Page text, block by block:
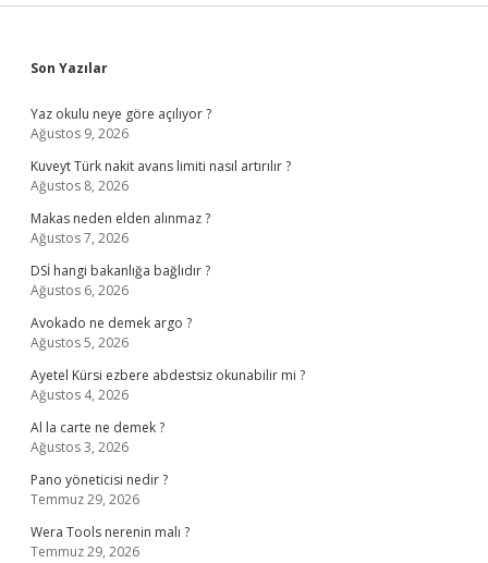
Sidebar
Son Yazılar
Yaz okulu neye göre açılıyor ?
Ağustos 9, 2026
Kuveyt Türk nakit avans limiti nasıl artırılır ?
Ağustos 8, 2026
Makas neden elden alınmaz ?
Ağustos 7, 2026
DSİ hangi bakanlığa bağlıdır ?
Ağustos 6, 2026
Avokado ne demek argo ?
Ağustos 5, 2026
Ayetel Kürsi ezbere abdestsiz okunabilir mi ?
Ağustos 4, 2026
Al la carte ne demek ?
Ağustos 3, 2026
Pano yöneticisi nedir ?
Temmuz 29, 2026
Wera Tools nerenin malı ?
Temmuz 29, 2026